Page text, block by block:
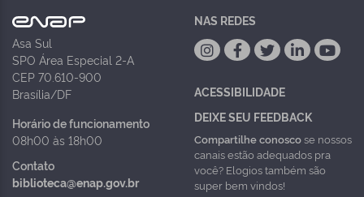
Asa Sul
SPO Área Especial 2-A
CEP 70.610-900
Brasília/DF
Horário de funcionamento
08h00 às 18h00
Contato
biblioteca@enap.gov.br
NAS REDES
ACESSIBILIDADE
DEIXE SEU FEEDBACK
Compartilhe conoscose nossos
canais estão adequados pra
você? Elogios também são
super bem vindos!